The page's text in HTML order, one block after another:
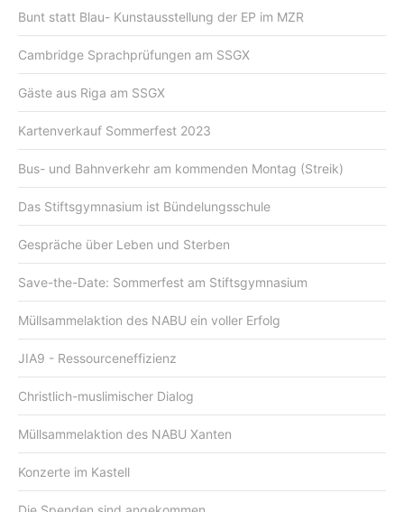
Bunt statt Blau- Kunstausstellung der EP im MZR
Cambridge Sprachprüfungen am SSGX
Gäste aus Riga am SSGX
Kartenverkauf Sommerfest 2023
Bus- und Bahnverkehr am kommenden Montag (Streik)
Das Stiftsgymnasium ist Bündelungsschule
Gespräche über Leben und Sterben
Save-the-Date: Sommerfest am Stiftsgymnasium
Müllsammelaktion des NABU ein voller Erfolg
JIA9 - Ressourceneffizienz
Christlich-muslimischer Dialog
Müllsammelaktion des NABU Xanten
Konzerte im Kastell